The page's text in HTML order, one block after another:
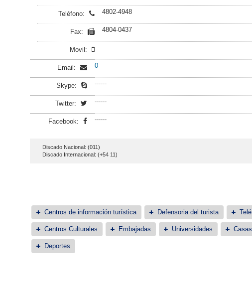
Teléfono: 4802-4948
Fax: 4804-0437
Movil:
Email: 0
Skype: ------
Twitter: ------
Facebook: ------
Discado Nacional: (011)
Discado Internacional: (+54 11)
Centros de información turística Defensoria del turista
Centros Culturales Embajadas Universidades
Deportes